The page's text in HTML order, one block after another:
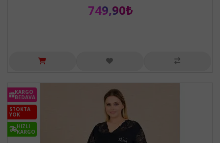
749,90₺
KARGO
BEDAVA
STOKTA
YOK
HIZLI
KARGO